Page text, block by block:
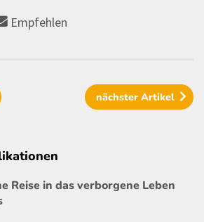
Empfehlen
nächster Artikel
Reise in das verborgene Leben